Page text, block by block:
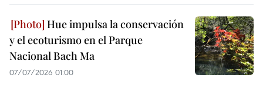
Hue impulsa la conservación
y el ecoturismo en el Parque
Nacional Bach Ma
07/07/2026 01:00